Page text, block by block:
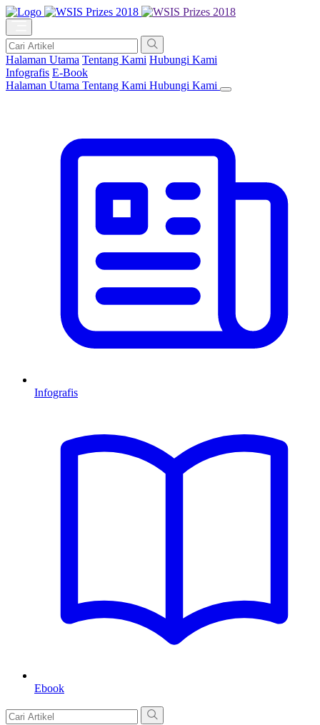
Halaman Utama Tentang Kami Hubungi Kami
Infografis E-Book
Halaman Utama Tentang Kami Hubungi Kami
Infografis
Ebook